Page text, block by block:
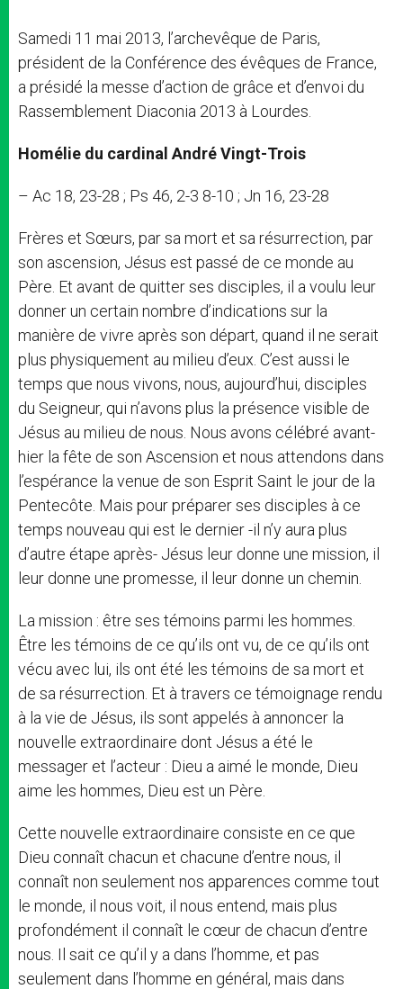
Samedi 11 mai 2013, l’archevêque de Paris,
président de la Conférence des évêques de France,
a présidé la messe d’action de grâce et d’envoi du
Rassemblement Diaconia 2013 à Lourdes.
Homélie du cardinal André Vingt-Trois
– Ac 18, 23-28 ; Ps 46, 2-3 8-10 ; Jn 16, 23-28
Frères et Sœurs, par sa mort et sa résurrection, par
son ascension, Jésus est passé de ce monde au
Père. Et avant de quitter ses disciples, il a voulu leur
donner un certain nombre d’indications sur la
manière de vivre après son départ, quand il ne serait
plus physiquement au milieu d’eux. C’est aussi le
temps que nous vivons, nous, aujourd’hui, disciples
du Seigneur, qui n’avons plus la présence visible de
Jésus au milieu de nous. Nous avons célébré avant-
hier la fête de son Ascension et nous attendons dans
l’espérance la venue de son Esprit Saint le jour de la
Pentecôte. Mais pour préparer ses disciples à ce
temps nouveau qui est le dernier -il n’y aura plus
d’autre étape après- Jésus leur donne une mission, il
leur donne une promesse, il leur donne un chemin.
La mission : être ses témoins parmi les hommes.
Être les témoins de ce qu’ils ont vu, de ce qu’ils ont
vécu avec lui, ils ont été les témoins de sa mort et
de sa résurrection. Et à travers ce témoignage rendu
à la vie de Jésus, ils sont appelés à annoncer la
nouvelle extraordinaire dont Jésus a été le
messager et l’acteur : Dieu a aimé le monde, Dieu
aime les hommes, Dieu est un Père.
Cette nouvelle extraordinaire consiste en ce que
Dieu connaît chacun et chacune d’entre nous, il
connaît non seulement nos apparences comme tout
le monde, il nous voit, il nous entend, mais plus
profondément il connaît le cœur de chacun d’entre
nous. Il sait ce qu’il y a dans l’homme, et pas
seulement dans l’homme en général, mais dans